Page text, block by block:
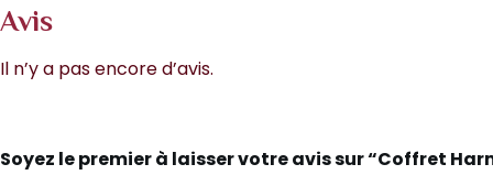
Avis
Il n’y a pas encore d’avis.
Soyez le premier à laisser votre avis sur “Coffret